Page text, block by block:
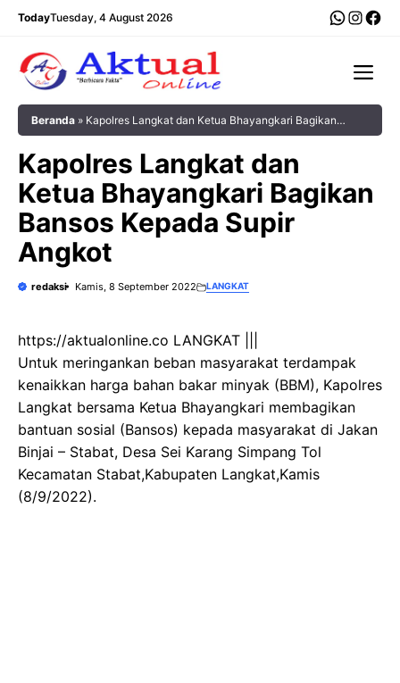
Langsung
TodayTuesday, 4 August 2026
Beranda » Kapolres Langkat dan Ketua Bhayangkari Bagikan
Kapolres Langkat dan
Ketua Bhayangkari Bagikan
Bansos Kepada Supir
Angkot
redaksi Kamis, 8 September 2022 LANGKAT
https://aktualonline.co LANGKAT |||
Untuk meringankan beban masyarakat terdampak
kenaikkan harga bahan bakar minyak (BBM), Kapolres
Langkat bersama Ketua Bhayangkari membagikan
bantuan sosial (Bansos) kepada masyarakat di Jakan
Binjai – Stabat, Desa Sei Karang Simpang Tol
Kecamatan Stabat,Kabupaten Langkat,Kamis
(8/9/2022).